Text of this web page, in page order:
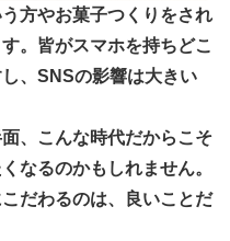
方やお菓子つくりをされ
。皆がスマホを持ちどこ
、SNSの影響は大きい
、こんな時代だからこそ
なるのかもしれません。
だわるのは、良いことだ